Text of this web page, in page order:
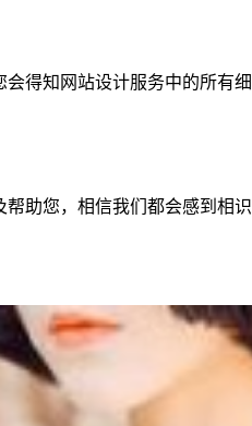
得知网站设计服务中的所有
助您，相信我们都会感到相